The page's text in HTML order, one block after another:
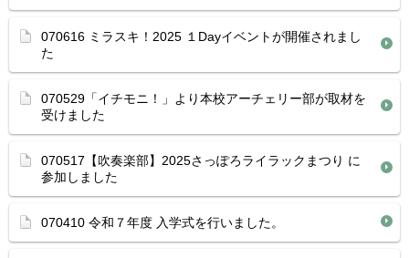
070616 ミラスキ！2025 １Dayイベントが開催されまし
た
070529「イチモニ！」より本校アーチェリー部が取材を
受けました
070517【吹奏楽部】2025さっぽろライラックまつり に
参加しました
070410 令和７年度 入学式を行いました。